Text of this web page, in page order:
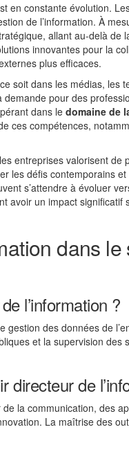
en constante évolution.
de l’information. À
allant au-delà de
innovantes pour la
plus efficaces.
soit dans les médias, les
demande pour des
dans le domaine de
ces compétences,
entreprises valorisent de
les défis contemporains
s’attendre à évoluer
avoir un impact significatif
dans
l’information ?
des données de
et la supervision des
de
la communication, des
La maîtrise des